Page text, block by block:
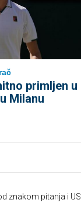
primljen u
Milanu
znakom pitanja i US